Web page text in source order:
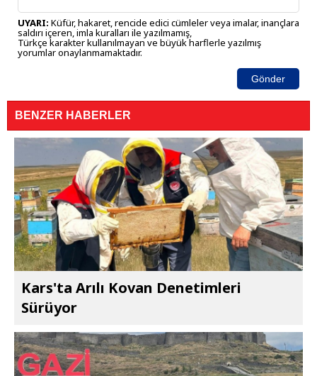
UYARI: Küfür, hakaret, rencide edici cümleler veya imalar, inançlara
saldırı içeren, imla kuralları ile yazılmamış,
Türkçe karakter kullanılmayan ve büyük harflerle yazılmış
yorumlar onaylanmamaktadır.
Gönder
BENZER HABERLER
Kars'ta Arılı Kovan Denetimleri
Sürüyor